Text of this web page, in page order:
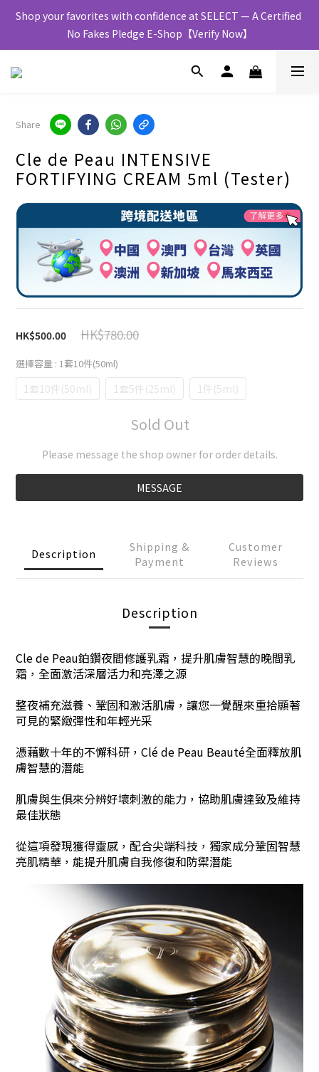
Shop your favorites with confidence at SELECT — A Certified
No Fakes Pledge E-Shop【Verify Now】
Share
Cle de Peau INTENSIVE
FORTIFYING CREAM 5ml (Tester)
HK$780.00
HK$500.00
選擇容量 : 1套10件(50ml)
1套10件(50ml) 1套5件(25ml) 1件(5ml)
Sold Out
Please message the shop owner for order details.
MESSAGE
Description
Shipping &
Payment
Customer
Reviews
Description
Cle de Peau鉑鑽夜間修護乳霜 ， 提升肌膚智慧的晚間乳
霜， 全面激活深層活力和亮澤之源
整夜補充滋養、鞏固和激活肌膚， 讓您一覺醒來重拾顯著
可見的緊緻彈性和年輕光采
憑藉數十年的不懈科研，Clé de Peau Beauté全面釋放肌
膚智慧的潛能
肌膚與生俱來分辨好壞刺激的能力，協助肌膚達致及維持
最佳狀態
從這項發現獲得靈感，配合尖端科技，獨家成分鞏固智慧
亮肌精華，能提升肌膚自我修復和防禦潛能